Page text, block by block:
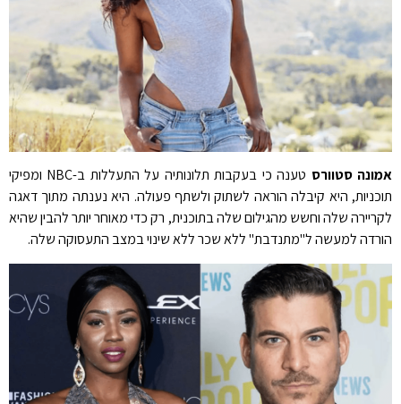
אמונה סטוורס
טענה כי בעקבות תלונותיה על התעללות ב-NBC ומפיקי
תוכניות, היא קיבלה הוראה לשתוק ולשתף פעולה. היא נענתה מתוך דאגה
לקריירה שלה וחשש מהגילום שלה בתוכנית, רק כדי מאוחר יותר להבין שהיא
הורדה למעשה ל"מתנדבת" ללא שכר ללא שינוי במצב התעסוקה שלה.